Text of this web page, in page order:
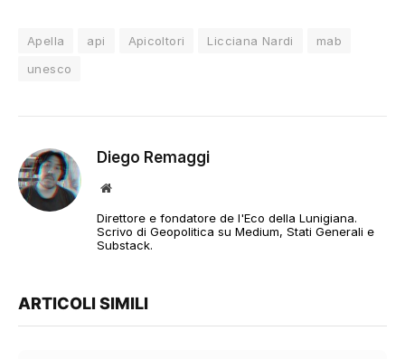
Apella api Apicoltori Licciana Nardi
mab
unesco
Diego Remaggi
Sito
Direttore e fondatore de l'Eco della Lunigiana.
Scrivo di Geopolitica su Medium, Stati Generali e
Substack.
ARTICOLI SIMILI